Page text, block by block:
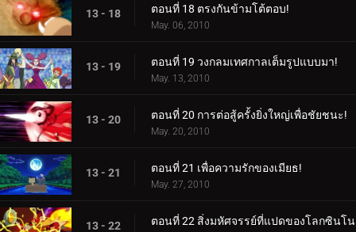
13 - 18 ตอนที่ 18 ตรงกันข้ามโต้ตอบ!
May. 06, 2010
13 - 19 ตอนที่ 19 วงกลมเทศกาลเต็มรูปแบบมา!
May. 13, 2010
13 - 20 ตอนที่ 20 การต่อสู้ครั้งยิ่งใหญ่เพื่อชัยชนะ!
May. 20, 2010
13 - 21 ตอนที่ 21 เพื่อความรักของเมียธ!
May. 27, 2010
13 - 22 ตอนที่ 22 สิ่งมหัศจรรย์ที่แปดของโลกซินโ